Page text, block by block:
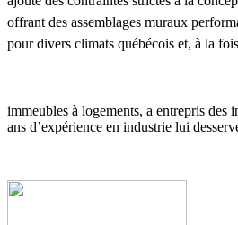
offrant des assemblages muraux
pour divers climats québécois et, à la
immeubles à logements, a entrepris des
ans d’expérience en industrie lui